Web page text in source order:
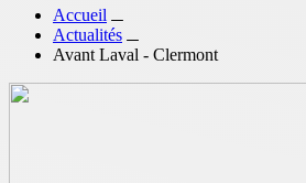
Accueil
Actualités
Avant Laval - Clermont